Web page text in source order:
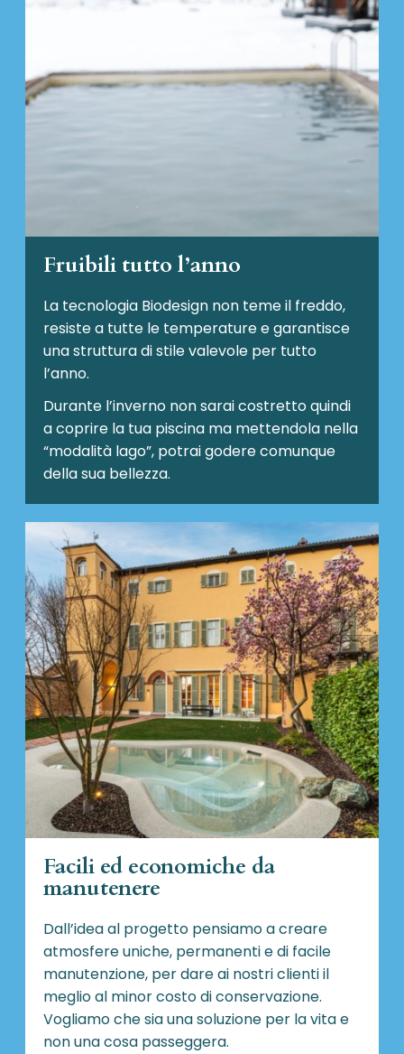
Fruibili tutto l’anno
La tecnologia Biodesign non teme il freddo,
resiste a tutte le temperature e garantisce
una struttura di stile valevole per tutto
l’anno.
Durante l’inverno non sarai costretto quindi
a coprire la tua piscina ma mettendola nella
“modalità lago”, potrai godere comunque
della sua bellezza.
Facili ed economiche da
manutenere
Dall’idea al progetto pensiamo a creare
atmosfere uniche, permanenti e di facile
manutenzione, per dare ai nostri clienti il
meglio al minor costo di conservazione.
Vogliamo che sia una soluzione per la vita e
non una cosa passeggera.